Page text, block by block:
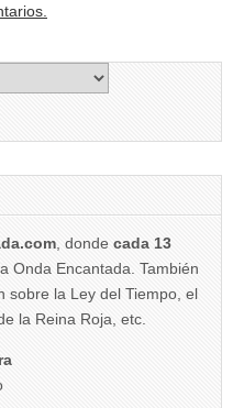
, donde cada 13
Onda Encantada. También
sobre la Ley del Tiempo, el
la Reina Roja, etc.